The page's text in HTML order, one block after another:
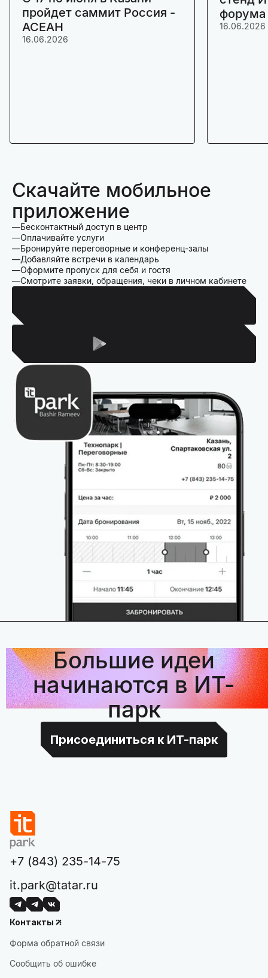
пройдет саммит Россия -
АСЕАН
16.06.2026
16.06.2026
Скачайте мобильное
приложение
Бесконтактный доступ в центр
Оплачивайте услуги
Бронируйте переговорные и конференц-залы
Добавляйте встречи в календарь
Оформите пропуск для себя и гостя
Смотрите заявки, обращения, чеки в личном кабинете
Большие идеи
начинаются в ИТ-
парк
Присоединиться к ИТ-парк
+7 (843) 235-14-75
it.park@tatar.ru
Контакты
Форма обратной связи
Сообщить об ошибке